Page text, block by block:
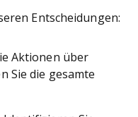
Entscheidungen:
Aktionen über
Sie die gesamte